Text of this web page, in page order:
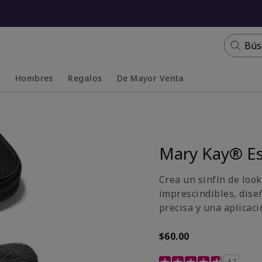
Hombres Regalos De Mayor Venta
Mary Kay®
Crea un sinfín de
imprescindibles,
precisa y una
$60.00